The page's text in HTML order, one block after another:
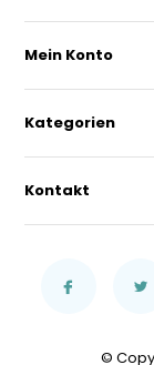
Mein Konto
Kategorien
Kontakt
©